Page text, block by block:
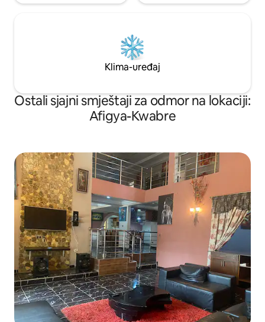
Klima-uređaj
Ostali sjajni smještaji za odmor na lokaciji:
Afigya-Kwabre